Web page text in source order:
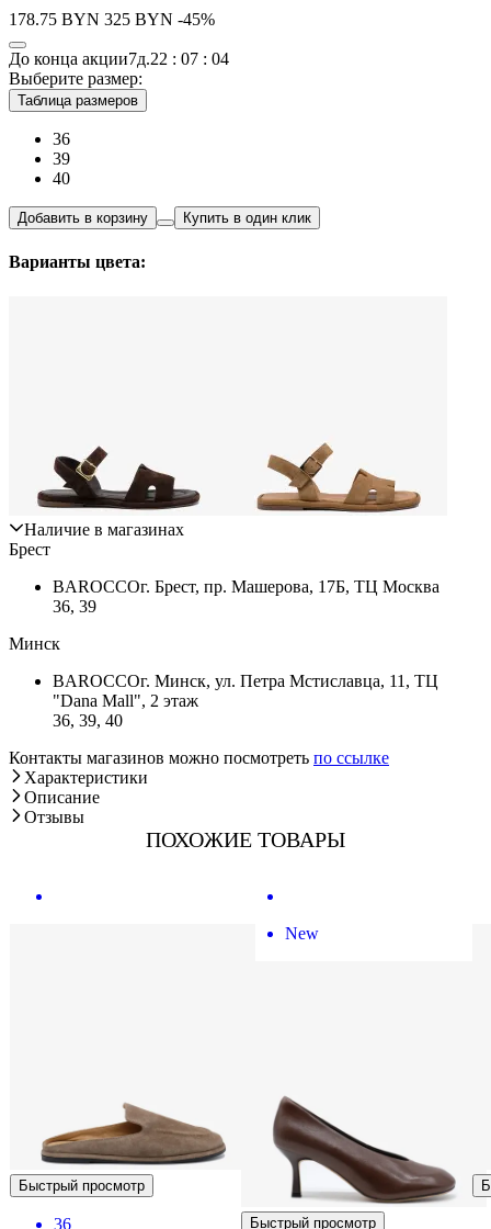
178.75 BYN 325 BYN -45%
До конца акции7д.22 : 07 : 04
Выберите размер:
Таблица размеров
36
39
40
Добавить в корзину Купить в один клик
Варианты цвета:
Наличие в магазинах
Брест
BAROCCOг. Брест, пр. Машерова, 17Б, ТЦ Москва
36, 39
Минск
BAROCCOг. Минск, ул. Петра Мстиславца, 11, ТЦ
"Dana Mall", 2 этаж
36, 39, 40
Контакты магазинов можно посмотреть по ссылке
Характеристики
Описание
Отзывы
ПОХОЖИЕ ТОВАРЫ
Быстрый просмотр
36
New
Быстрый просмотр